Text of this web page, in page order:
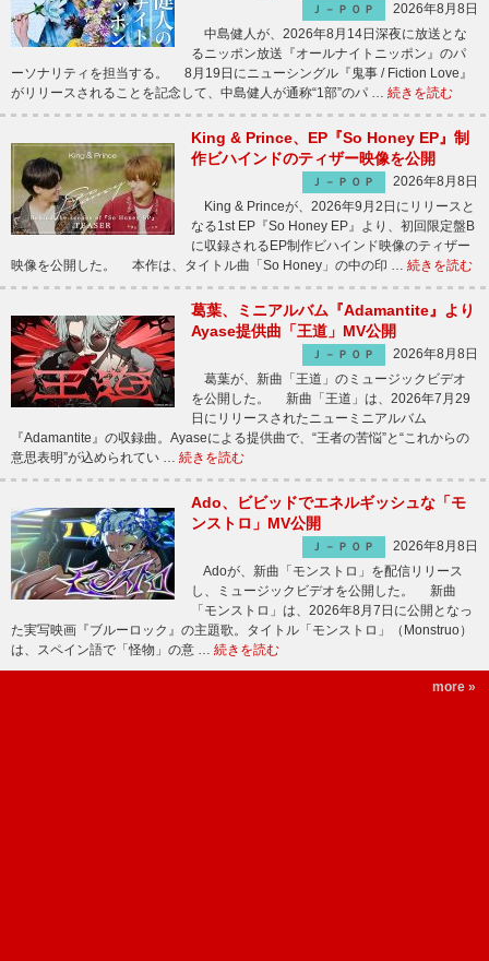
Ｊ－ＰＯＰ
2026年8月8日
中島健人が、2026年8月14日深夜に放送とな
るニッポン放送『オールナイトニッポン』のパ
ーソナリティを担当する。 8月19日にニューシングル『鬼事 / Fiction Love』
がリリースされることを記念して、中島健人が通称“1部”のパ … 続きを読む
King & Prince、EP『So Honey EP』制
作ビハインドのティザー映像を公開
Ｊ－ＰＯＰ
2026年8月8日
King & Princeが、2026年9月2日にリリースと
なる1st EP『So Honey EP』より、初回限定盤B
に収録されるEP制作ビハインド映像のティザー
映像を公開した。 本作は、タイトル曲「So Honey」の中の印 … 続きを読む
葛葉、ミニアルバム『Adamantite』より
Ayase提供曲「王道」MV公開
Ｊ－ＰＯＰ
2026年8月8日
葛葉が、新曲「王道」のミュージックビデオ
を公開した。 新曲「王道」は、2026年7月29
日にリリースされたニューミニアルバム
『Adamantite』の収録曲。Ayaseによる提供曲で、“王者の苦悩”と“これからの
意思表明”が込められてい … 続きを読む
Ado、ビビッドでエネルギッシュな「モ
ンストロ」MV公開
Ｊ－ＰＯＰ
2026年8月8日
Adoが、新曲「モンストロ」を配信リリース
し、ミュージックビデオを公開した。 新曲
「モンストロ」は、2026年8月7日に公開となっ
た実写映画『ブルーロック』の主題歌。タイトル「モンストロ」（Monstruo）
は、スペイン語で「怪物」の意 … 続きを読む
more »